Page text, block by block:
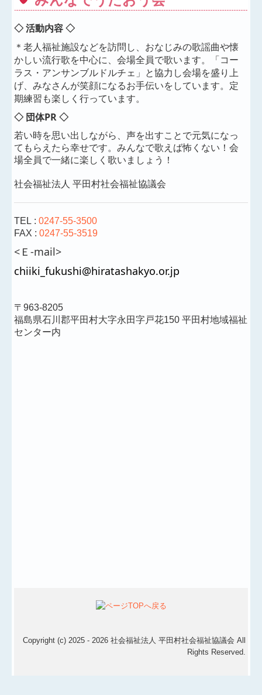
社会福祉法人 平田村社会福祉協議会
TEL :0247-55-3500
FAX :0247-55-3519
<Ｅ-mail>
chiiki_fukushi@hiratashakyo.or.jp
〒963-8205
福島県石川郡平田村大字永田字戸花150 平田村地域福祉
センター内
◇ 活動内容 ◇
＊老人福祉施設などを訪問し、おなじみの歌謡曲や懐
かしい流行歌を中心に、会場全員で歌います。「コー
ラス・アンサンブルドルチェ」と協力し会場を盛り上
げ、みなさんが笑顔になるお手伝いをしています。定
期練習も楽しく行っています。
◇ 団体PR ◇
若い時を思い出しながら、声を出すことで元気になっ
てもらえたら幸せです。みんなで歌えば怖くない！会
場全員で一緒に楽しく歌いましょう！
Copyright (c) 2025 - 2026 社会福祉法人 平田村社会福祉協議会 All
Rights Reserved.